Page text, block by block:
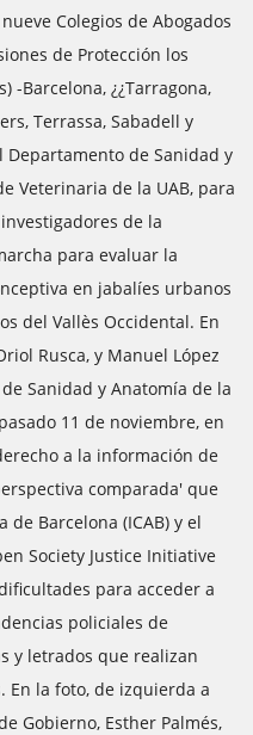
Colegios de Abogados
de Protección los
-Barcelona, ¿¿Tarragona,
Terrassa, Sabadell y
Departamento de Sanidad y
Veterinaria de la UAB, para
de la
para evaluar la
en jabalíes urbanos
del Vallès Occidental. En
Rusca, y Manuel López
Sanidad y Anatomía de la
11 de noviembre, en
a la información de
comparada' que
de Barcelona (ICAB) y el
Society Justice Initiative
para acceder a
policiales de
y letrados que realizan
En la foto, de izquierda a
Gobierno, Esther Palmés,